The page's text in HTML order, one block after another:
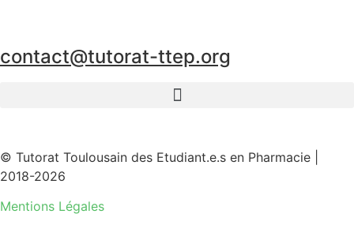
contact@tutorat-ttep.org
© Tutorat Toulousain des Etudiant.e.s en Pharmacie |
2018-2026
Mentions Légales